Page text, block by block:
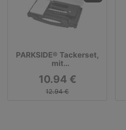
PARKSIDE® Tackerset,
mit
und 1000 Klammern
10.94 €
12.94 €